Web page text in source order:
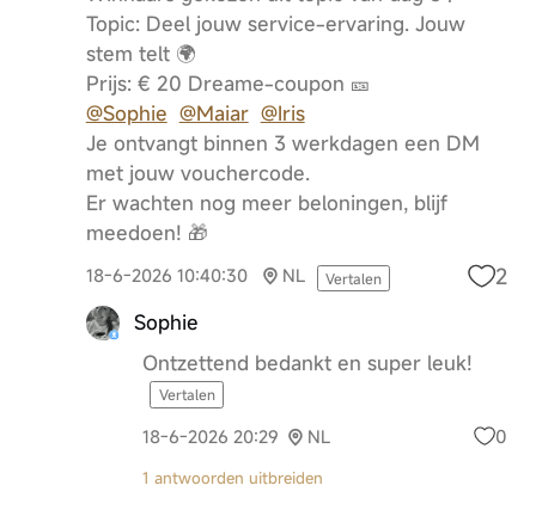
Topic: Deel jouw service-ervaring. Jouw
stem telt 🌍
Prijs: € 20 Dreame-coupon 🎫
@Sophie @Maiar @Iris
Je ontvangt binnen 3 werkdagen een DM
met jouw vouchercode.
Er wachten nog meer beloningen, blijf
meedoen! 🎁
18-6-2026 10:40:30 NL Vertalen 2
Sophie
Ontzettend bedankt en super leuk!
Vertalen
18-6-2026 20:29 NL 0
1 antwoorden uitbreiden